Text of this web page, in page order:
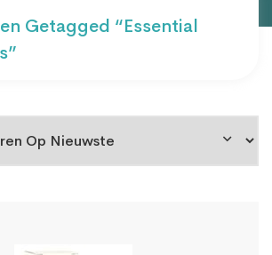
Getagged “essential